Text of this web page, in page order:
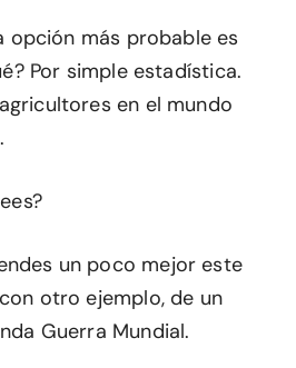
opción más probable es
Por simple estadística.
en el mundo
un poco mejor este
otro ejemplo, de un
Guerra Mundial.